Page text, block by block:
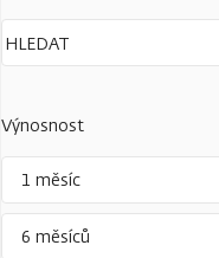
Výnosnost
1 měsíc
6 měsíců